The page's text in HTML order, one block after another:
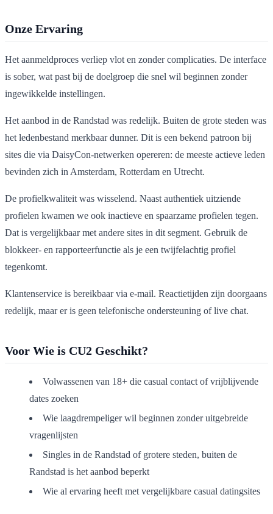
Onze Ervaring
Het aanmeldproces verliep vlot en zonder complicaties. De interface
is sober, wat past bij de doelgroep die snel wil beginnen zonder
ingewikkelde instellingen.
Het aanbod in de Randstad was redelijk. Buiten de grote steden was
het ledenbestand merkbaar dunner. Dit is een bekend patroon bij
sites die via DaisyCon-netwerken opereren: de meeste actieve leden
bevinden zich in Amsterdam, Rotterdam en Utrecht.
De profielkwaliteit was wisselend. Naast authentiek uitziende
profielen kwamen we ook inactieve en spaarzame profielen tegen.
Dat is vergelijkbaar met andere sites in dit segment. Gebruik de
blokkeer- en rapporteerfunctie als je een twijfelachtig profiel
tegenkomt.
Klantenservice is bereikbaar via e-mail. Reactietijden zijn doorgaans
redelijk, maar er is geen telefonische ondersteuning of live chat.
Voor Wie is CU2 Geschikt?
Volwassenen van 18+ die casual contact of vrijblijvende
dates zoeken
Wie laagdrempeliger wil beginnen zonder uitgebreide
vragenlijsten
Singles in de Randstad of grotere steden, buiten de
Randstad is het aanbod beperkt
Wie al ervaring heeft met vergelijkbare casual datingsites